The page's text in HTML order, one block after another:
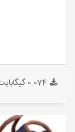
0.074 گیگابایت